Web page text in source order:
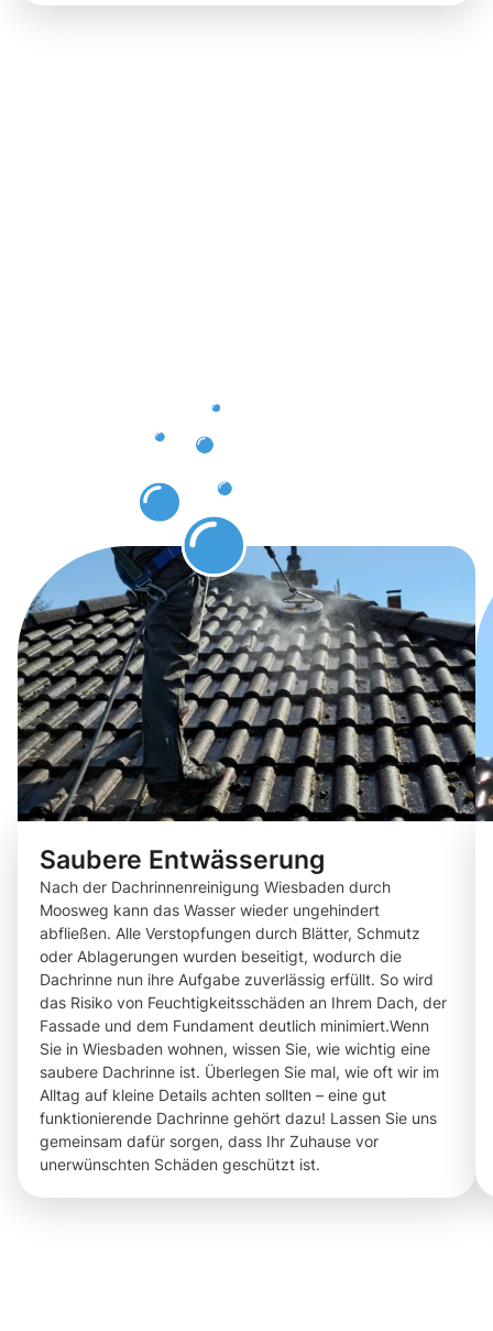
Saubere Entwässerung
Nach der Dachrinnenreinigung Wiesbaden durch
Moosweg kann das Wasser wieder ungehindert
abfließen. Alle Verstopfungen durch Blätter, Schmutz
oder Ablagerungen wurden beseitigt, wodurch die
Dachrinne nun ihre Aufgabe zuverlässig erfüllt. So wird
das Risiko von Feuchtigkeitsschäden an Ihrem Dach, der
Fassade und dem Fundament deutlich minimiert.Wenn
Sie in Wiesbaden wohnen, wissen Sie, wie wichtig eine
saubere Dachrinne ist. Überlegen Sie mal, wie oft wir im
Alltag auf kleine Details achten sollten – eine gut
funktionierende Dachrinne gehört dazu! Lassen Sie uns
gemeinsam dafür sorgen, dass Ihr Zuhause vor
unerwünschten Schäden geschützt ist.